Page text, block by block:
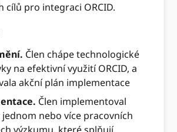
cílů pro integraci ORCID.
Člen chápe technologické
na efektivní využití ORCID, a
akční plán implementace
Člen implementoval
jednom nebo více pracovních
výzkumu, které splňují